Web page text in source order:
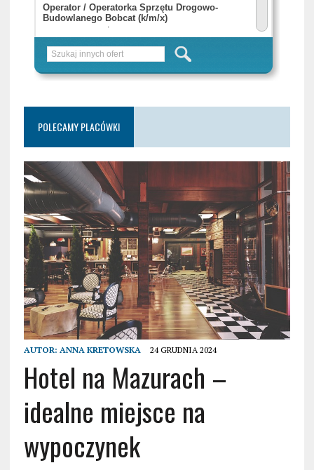
POLECAMY PLACÓWKI
AUTOR: ANNA KRETOWSKA 24 GRUDNIA 2024
Hotel na Mazurach –
idealne miejsce na
wypoczynek